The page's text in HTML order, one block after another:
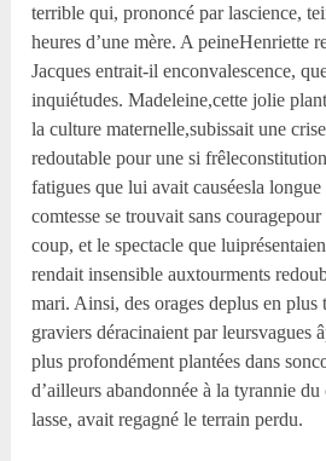
terrible qui, prononcé par lascience,
heures d’une mère. A peineHenriette
Jacques entrait-il enconvalescence,
inquiétudes. Madeleine,cette jolie
la culture maternelle,subissait une
redoutable pour une si
fatigues que lui avait causéesla longue
comtesse se trouvait sans
coup, et le spectacle que
rendait insensible auxtourments
mari. Ainsi, des orages deplus en plus
graviers déracinaient par leursvagues
plus profondément plantées dans
d’ailleurs abandonnée à la tyrannie
lasse, avait regagné le terrain perdu.